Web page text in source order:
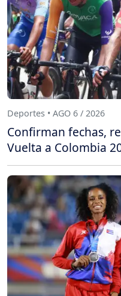
Deportes • AGO 6 / 2026
Confirman fechas,
Vuelta a Colombia